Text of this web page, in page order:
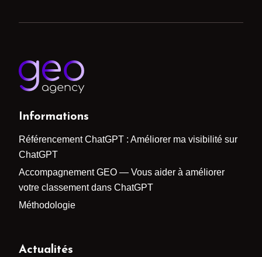
Informations
Référencement ChatGPT : Améliorer ma visibilité sur
ChatGPT
Accompagnement GEO — Vous aider à améliorer
votre classement dans ChatGPT
Méthodologie
Actualités